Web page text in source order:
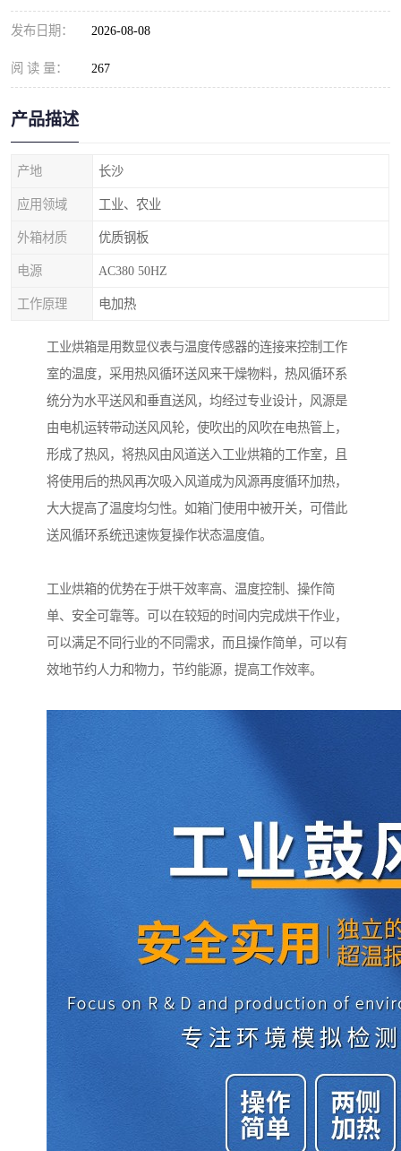
发布日期： 2026-08-08
阅 读 量： 267
产品描述
产地 长沙
应用领域 工业、农业
外箱材质 优质钢板
电源 AC380 50HZ
工作原理 电加热
工业烘箱是用数显仪表与温度传感器的连接来控制工作
室的温度，采用热风循环送风来干燥物料，热风循环系
统分为水平送风和垂直送风，均经过专业设计，风源是
由电机运转带动送风风轮，使吹出的风吹在电热管上，
形成了热风，将热风由风道送入工业烘箱的工作室，且
将使用后的热风再次吸入风道成为风源再度循环加热，
大大提高了温度均匀性。如箱门使用中被开关，可借此
送风循环系统迅速恢复操作状态温度值。
工业烘箱的优势在于烘干效率高、温度控制、操作简
单、安全可靠等。可以在较短的时间内完成烘干作业，
可以满足不同行业的不同需求，而且操作简单，可以有
效地节约人力和物力，节约能源，提高工作效率。